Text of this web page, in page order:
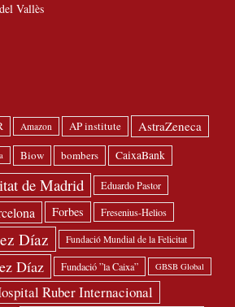
Vallès
Amazon AP institute AstraZeneca
Biow bombers CaixaBank
de Madrid Eduardo Pastor
Forbes Fresenius-Helios
Díaz Fundació Mundial de la Felicitat
Díaz Fundació ”la Caixa” GBSB Global
Ruber Internacional